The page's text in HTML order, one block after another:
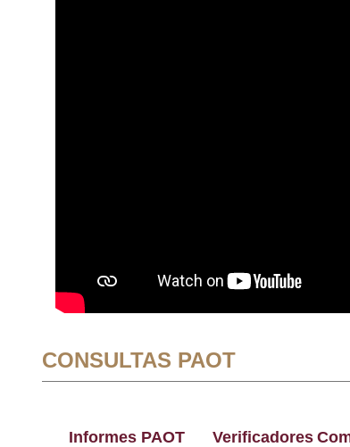
CONSULTAS PAOT
Informes PAOT
Verificadores